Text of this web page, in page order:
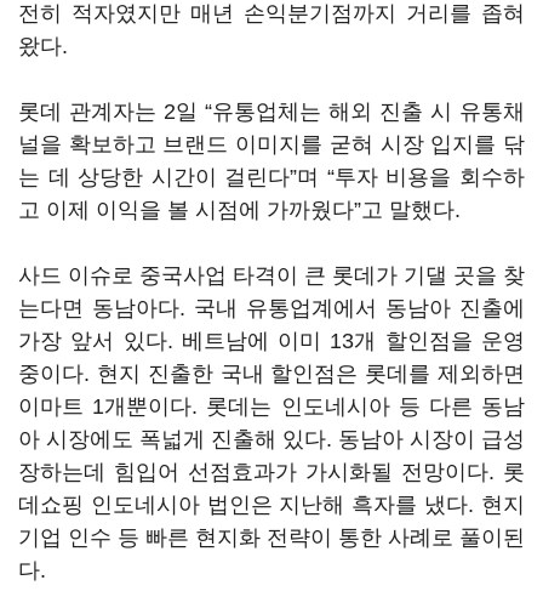
전히 적자였지만 매년 손익분기점까지 거리를 좁혀
왔다.
롯데 관계자는 2일 “유통업체는 해외 진출 시 유통채
널을 확보하고 브랜드 이미지를 굳혀 시장 입지를 닦
는 데 상당한 시간이 걸린다”며 “투자 비용을 회수하
고 이제 이익을 볼 시점에 가까웠다”고 말했다.
사드 이슈로 중국사업 타격이 큰 롯데가 기댈 곳을 찾
는다면 동남아다. 국내 유통업계에서 동남아 진출에
가장 앞서 있다. 베트남에 이미 13개 할인점을 운영
중이다. 현지 진출한 국내 할인점은 롯데를 제외하면
이마트 1개뿐이다. 롯데는 인도네시아 등 다른 동남
아 시장에도 폭넓게 진출해 있다. 동남아 시장이 급성
장하는데 힘입어 선점효과가 가시화될 전망이다. 롯
데쇼핑 인도네시아 법인은 지난해 흑자를 냈다. 현지
기업 인수 등 빠른 현지화 전략이 통한 사례로 풀이된
다.